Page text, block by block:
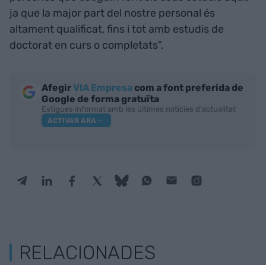
ja que la major part del nostre personal és
altament qualificat, fins i tot amb estudis de
doctorat en curs o completats”.
AfegirVIA Empresa com a font preferida de
Google de forma gratuïta
Estigues informat amb les últimes notícies d'actualitat
ACTIVAR ARA
RELACIONADES